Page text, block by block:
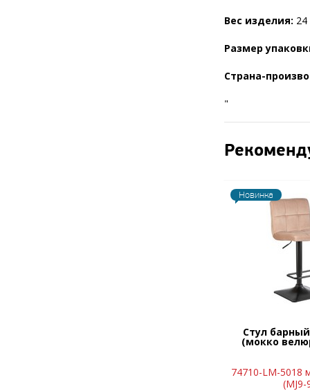
Вес изделия: 24
Размер
Страна-
"
Новинка
Стул барный
(мокко
74710-LM-5018
(MJ9-